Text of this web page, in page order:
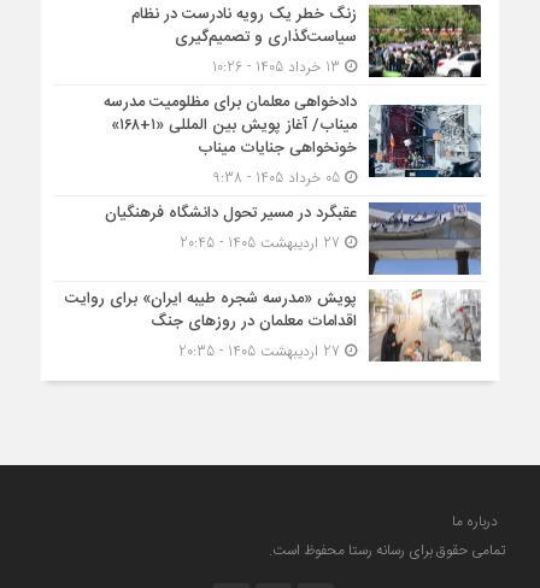
زنگ خطر یک رویه نادرست در نظام
سیاست‌گذاری و تصمیم‌گیری
دادخواهی معلمان برای مظلومیت مدرسه
میناب/ آغاز پویش بین المللی «۱+۱۶۸»
خونخواهی جنایات میناب
05 خرداد 1405 - 9:38
عقبگرد در مسیر تحول دانشگاه فرهنگیان
پویش «مدرسه شجره طیبه ایران» برای روایت
اقدامات معلمان در روزهای جنگ
درباره ما
تمامی حقوق برای رسانه رستا محفوظ است.